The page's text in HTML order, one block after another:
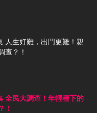
人生好難，出門更難！親
查？！
全民大調查！年輕種下的
！